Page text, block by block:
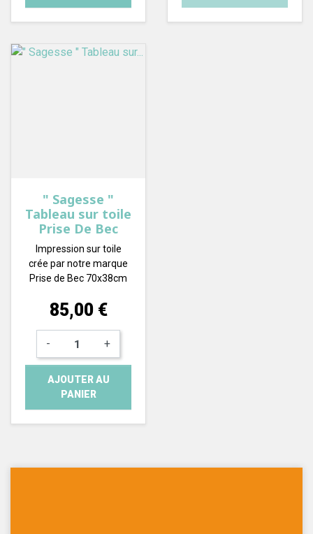
" Sagesse "
Tableau sur toile
Prise De Bec
Impression sur toile
crée par notre marque
Prise de Bec 70x38cm
Prix
85,00 €
- +
AJOUTER AU
PANIER